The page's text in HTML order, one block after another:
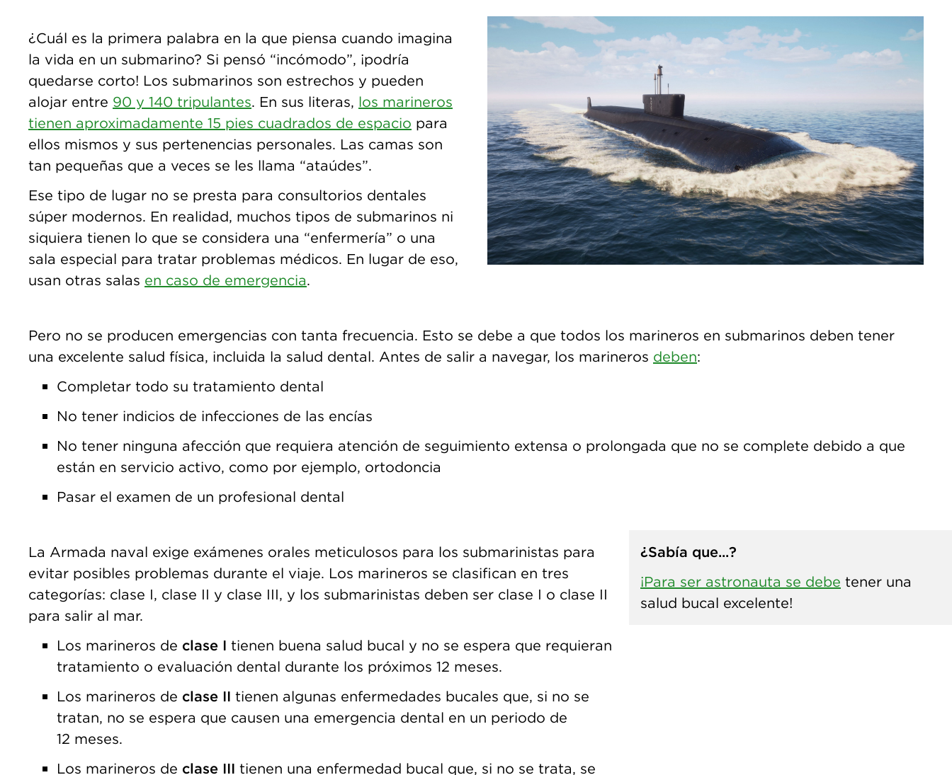
¿Cuál es la primera palabra en la que piensa cuando imagina
la vida en un submarino? Si pensó “incómodo”, ¡podría
quedarse corto! Los submarinos son estrechos y pueden
alojar entre 90 y 140 tripulantes. En sus literas, los marineros
tienen aproximadamente 15 pies cuadrados de espacio para
ellos mismos y sus pertenencias personales. Las camas son
tan pequeñas que a veces se les llama “ataúdes”.
Ese tipo de lugar no se presta para consultorios dentales
súper modernos. En realidad, muchos tipos de submarinos ni
siquiera tienen lo que se considera una “enfermería” o una
sala especial para tratar problemas médicos. En lugar de eso,
usan otras salas en caso de emergencia.
Pero no se producen emergencias con tanta frecuencia. Esto se debe a que todos los marineros en submarinos deben tener
una excelente salud física, incluida la salud dental. Antes de salir a navegar, los marineros deben:
Completar todo su tratamiento dental
No tener indicios de infecciones de las encías
No tener ninguna afección que requiera atención de seguimiento extensa o prolongada que no se complete debido a que
están en servicio activo, como por ejemplo, ortodoncia
Pasar el examen de un profesional dental
La Armada naval exige exámenes orales meticulosos para los submarinistas para
evitar posibles problemas durante el viaje. Los marineros se clasifican en tres
categorías: clase I, clase II y clase III, y los submarinistas deben ser clase I o clase II
para salir al mar.
Los marineros de clase I tienen buena salud bucal y no se espera que requieran
tratamiento o evaluación dental durante los próximos 12 meses.
Los marineros de clase II tienen algunas enfermedades bucales que, si no se
tratan, no se espera que causen una emergencia dental en un periodo de
12 meses.
Los marineros de clase III tienen una enfermedad bucal que, si no se trata, se
¿Sabía que...?
¡Para ser astronauta se debe tener una
salud bucal excelente!